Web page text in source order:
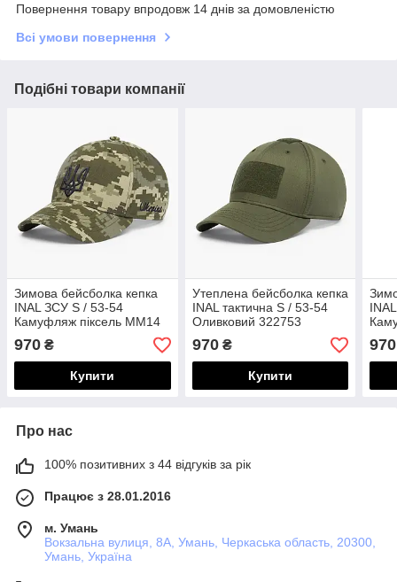
Повернення товару впродовж 14 днів за домовленістю
Всі умови повернення
Подібні товари компанії
Зимова бейсболка кепка
INAL ЗСУ S / 53-54
Камуфляж піксель ММ14
321653
970 ₴
Купити
Утеплена бейсболка кепка
INAL тактична S / 53-54
Оливковий 322753
970₴
Купити
970
Про нас
100% позитивних з 44 відгуків за рік
Працює з 28.01.2016
м. Умань
Вокзальна вулиця, 8А, Умань, Черкаська область, 20300,
Умань, Україна